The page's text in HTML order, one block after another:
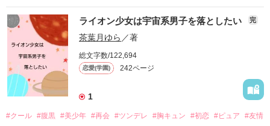
美月とはお向かいさん＆幼なじみ
真中 明吾
まなか めいご
・
・
私たちのクラスに転校してきた、
──୨୧──
おしゃべり大好きな子犬顔女子
※傷心ホヤホヤ
風咲 麗華
かぜさき れいか
×
秘密の小部屋の住人
金髪の美少年が私の隣で微笑んでいました。
・
タイパ＆効率重視のイマドキ女子
新井 心
あらい こころ
×
どうやら運命の出会いは、日常という仮面を被っているらし
い。
「1話だけ大賞」ベリーズカフェ会場 応募作品
執筆期間　2025/01/05〜2025/01/12
ライオン少女は宇宙系男子を落としたい 完
茶葉月ゆら ／著
総文字数/122,694
恋愛(学園) 242ページ
1
#クール #腹黒 #美少年 #再会 #ツンデレ #胸キュン #初恋 #ピュア #友情